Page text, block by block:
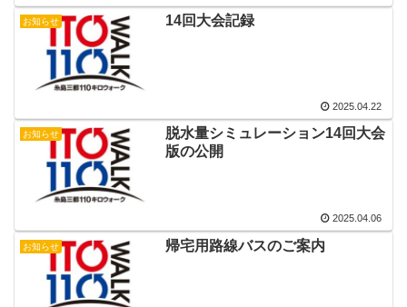
お知らせ 14回大会記録
2025.04.22
お知らせ
脱水量シミュレーション14回大会
版の公開
2025.04.06
お知らせ 帰宅用路線バスのご案内